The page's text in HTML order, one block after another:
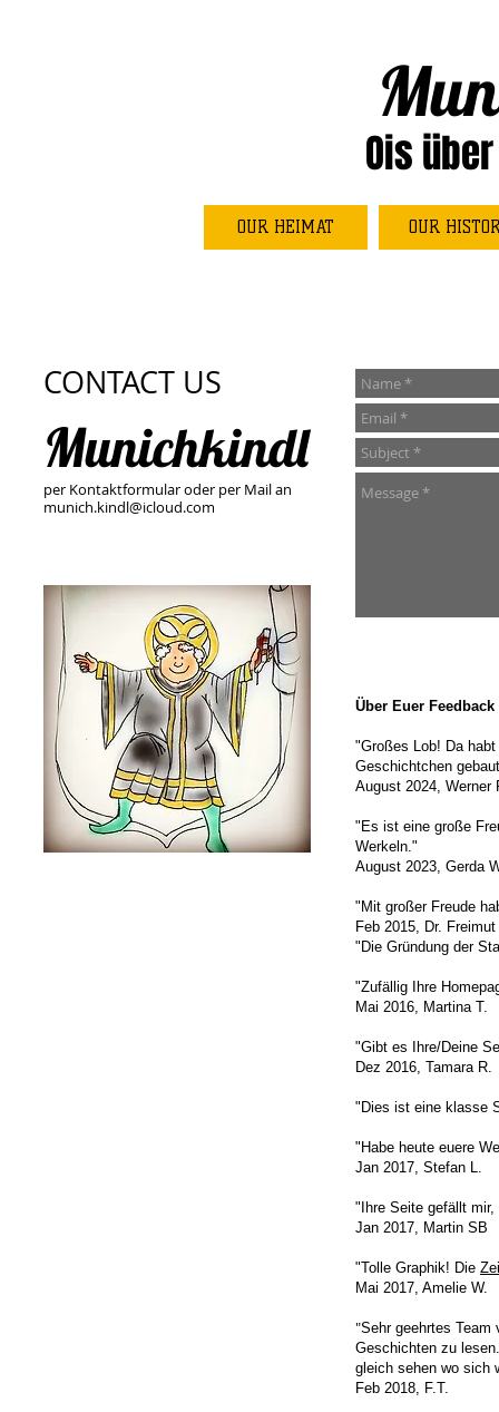
Ois
OUR HEIMAT OUR
CONTACT US
Munichkindl
per Kontaktformular oder per Mail an
munich.kindl@icloud.com
Über Euer
"Großes Lob! Da
Geschichtchen
August 2024, Werner
"Es ist eine große
Werkeln."
August 2023, Gerda
"Mit großer Freude
Feb 2015, Dr.
"Die Gründung der
"Zufällig Ihre
Mai 2016, Martina T.
"Gibt es Ihre/Deine
Dez 2016, Tamara R.
"Dies ist eine klasse
"Habe heute euere
Jan 2017, Stefan L.
"Ihre Seite gefällt
Jan 2017, Martin SB
"Tolle Graphik! Die
Mai 2017, Amelie W.
"Sehr geehrtes Team
Geschichten zu
gleich sehen wo sich
Feb 2018, F.T.